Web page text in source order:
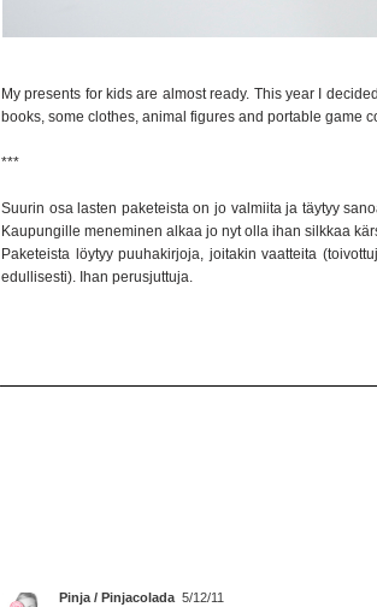
My presents for kids are almost ready. This year I
books, some clothes, animal figures and portable game
***
Suurin osa lasten paketeista on jo valmiita ja täytyy
Kaupungille meneminen alkaa jo nyt olla ihan silkkaa
Paketeista löytyy puuhakirjoja, joitakin vaatteita
edullisesti). Ihan perusjuttuja.
Pinja / Pinjacolada 5/12/11